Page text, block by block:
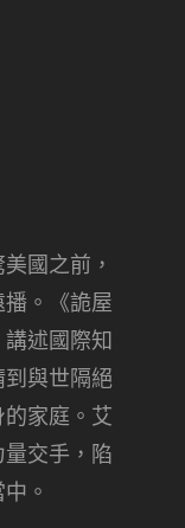
國之前，
。《詭屋
述國際知
與世隔絕
家庭。艾
交手，陷
。